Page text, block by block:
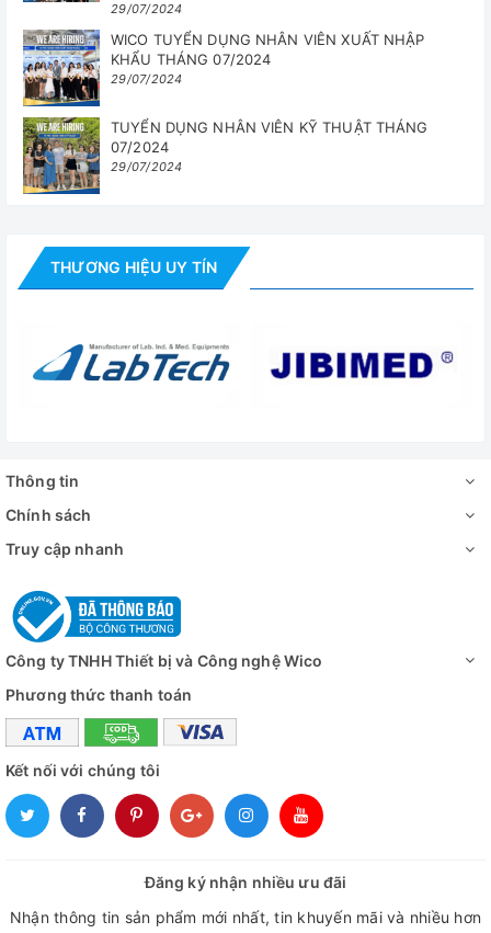
29/07/2024
WICO TUYỂN DỤNG NHÂN VIÊN XUẤT NHẬP
KHẨU THÁNG 07/2024
29/07/2024
TUYỂN DỤNG NHÂN VIÊN KỸ THUẬT THÁNG
07/2024
29/07/2024
THƯƠNG HIỆU UY TÍN
Thông tin
Chính sách
Truy cập nhanh
Công ty TNHH Thiết bị và Công nghệ Wico
Phương thức thanh toán
Kết nối với chúng tôi
Đăng ký nhận nhiều ưu đãi
Nhận thông tin sản phẩm mới nhất, tin khuyến mãi và nhiều hơn